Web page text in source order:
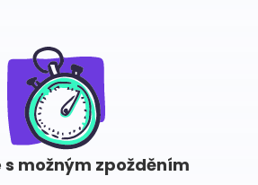
možným zpožděním